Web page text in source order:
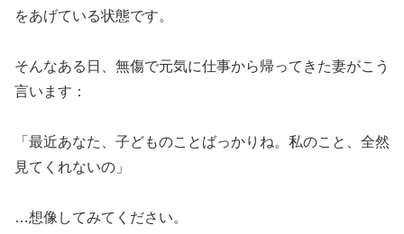
をあげている状態です。
そんなある日、無傷で元気に仕事から帰ってきた妻がこう
言います：
「最近あなた、子どものことばっかりね。私のこと、全然
見てくれないの」
…想像してみてください。